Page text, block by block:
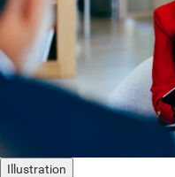
Illustration